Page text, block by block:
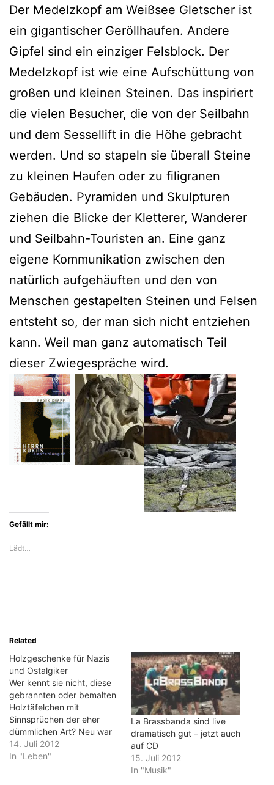
Der Medelzkopf am Weißsee Gletscher ist
ein gigantischer Geröllhaufen. Andere
Gipfel sind ein einziger Felsblock. Der
Medelzkopf ist wie eine Aufschüttung von
großen und kleinen Steinen. Das inspiriert
die vielen Besucher, die von der Seilbahn
und dem Sessellift in die Höhe gebracht
werden. Und so stapeln sie überall Steine
zu kleinen Haufen oder zu filigranen
Gebäuden. Pyramiden und Skulpturen
ziehen die Blicke der Kletterer, Wanderer
und Seilbahn-Touristen an. Eine ganz
eigene Kommunikation zwischen den
natürlich aufgehäuften und den von
Menschen gestapelten Steinen und Felsen
entsteht so, der man sich nicht entziehen
kann. Weil man ganz automatisch Teil
dieser Zwiegespräche wird.
Gefällt mir:
Lädt…
Related
Holzgeschenke für Nazis
und Ostalgiker
Wer kennt sie nicht, diese
gebrannten oder bemalten
Holztäfelchen mit
Sinnsprüchen der eher
dümmlichen Art? Neu war
mir, dass es sie auch für
Nazis und ähnlich gesinnte
14. Juli 2012
In "Leben"
La Brassbanda sind live
dramatisch gut – jetzt auch
auf CD
15. Juli 2012
In "Musik"